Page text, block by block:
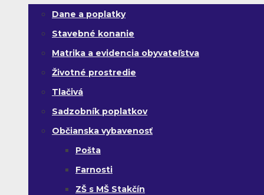
Dane a poplatky
Stavebné konanie
Matrika a evidencia obyvateľstva
Životné prostredie
Tlačivá
Sadzobník poplatkov
Občianska vybavenosť
Pošta
Farnosti
ZŠ s MŠ Stakčín